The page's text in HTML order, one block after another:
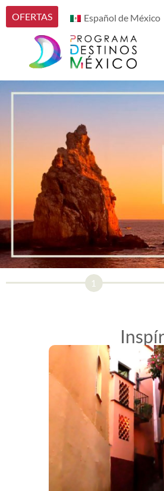
OFERTAS Español de México
1